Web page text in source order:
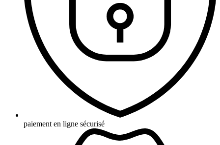
paiement en ligne sécurisé